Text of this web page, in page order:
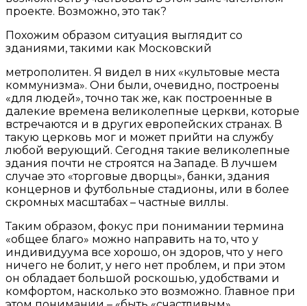
проекте. Возможно, это так?
Похожим образом ситуация выглядит со
зданиями, такими как Московский
метрополитен. Я видел в них «культовые места
коммунизма». Они были, очевидно, построены
«для людей», точно так же, как построенные в
далекие времена великолепные церкви, которые
встречаются и в других европейских странах. В
такую церковь мог и может прийти на службу
любой верующий. Сегодня такие великолепные
здания почти не строятся на Западе. В лучшем
случае это «торговые дворцы», банки, здания
концернов и футбольные стадионы, или в более
скромных масштабах – частные виллы.
Таким образом, фокус при понимании термина
«общее благо» можно направить на то, что у
индивидуума все хорошо, он здоров, что у него
ничего не болит, у него нет проблем, и при этом
он обладает большой роскошью, удобствами и
комфортом, насколько это возможно. Главное при